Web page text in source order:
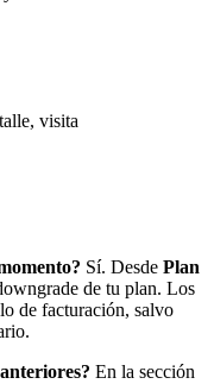
visita
Sí. Desde Plan
de tu plan. Los
de facturación, salvo
En la sección